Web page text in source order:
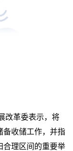
改革委表示，将
备收储工作，并指
合理区间的重要举